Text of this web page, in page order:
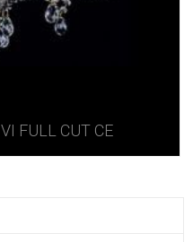
FULL CUT CE